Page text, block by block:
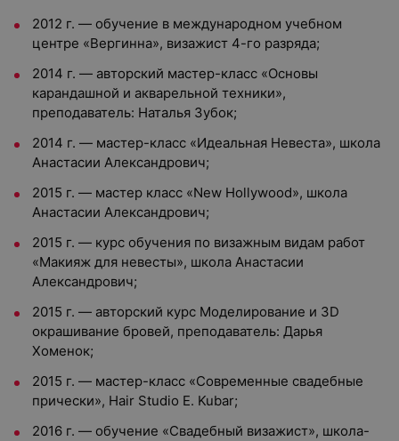
2012 г. — обучение в международном учебном
центре «Вергинна», визажист 4-го разряда;
2014 г. — авторский мастер-класс «Основы
карандашной и акварельной техники»,
преподаватель: Наталья Зубок;
2014 г. — мастер-класс «Идеальная Невеста», школа
Анастасии Александрович;
2015 г. — мастер класс «New Hollywood», школа
Анастасии Александрович;
2015 г. — курс обучения по визажным видам работ
«Макияж для невесты», школа Анастасии
Александрович;
2015 г. — авторский курс Моделирование и 3D
окрашивание бровей, преподаватель: Дарья
Хоменок;
2015 г. — мастер-класс «Современные свадебные
прически», Hair Studio E. Kubar;
2016 г. — обучение «Свадебный визажист», школа-